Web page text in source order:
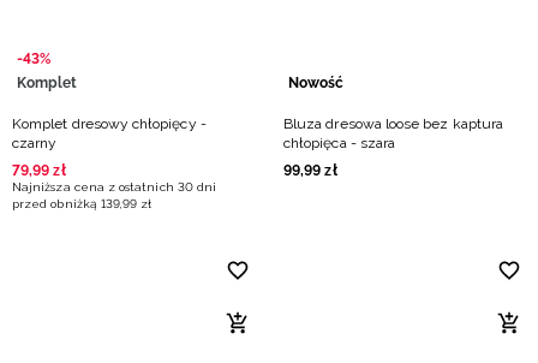
-43%
Komplet
Komplet dresowy chłopięcy -
czarny
79,99 zł
Najniższa cena z ostatnich 30 dni
przed obniżką 139,99 zł
Nowość
Bluza dresowa loose bez kaptura
chłopięca - szara
99,99 zł